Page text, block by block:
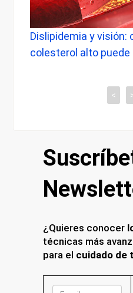
Dislipidemia y visión:
colesterol alto puede
<
¿Quieres conocer
técnicas más
para el cuidado de